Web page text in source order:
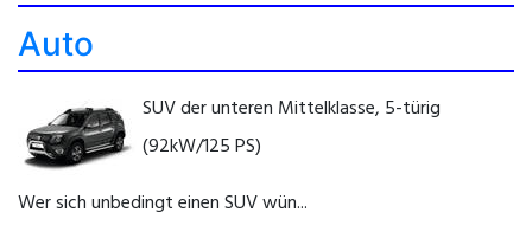
Auto
SUV der unteren Mittelklasse, 5-türig
(92kW/125 PS)
Wer sich unbedingt einen SUV wün...